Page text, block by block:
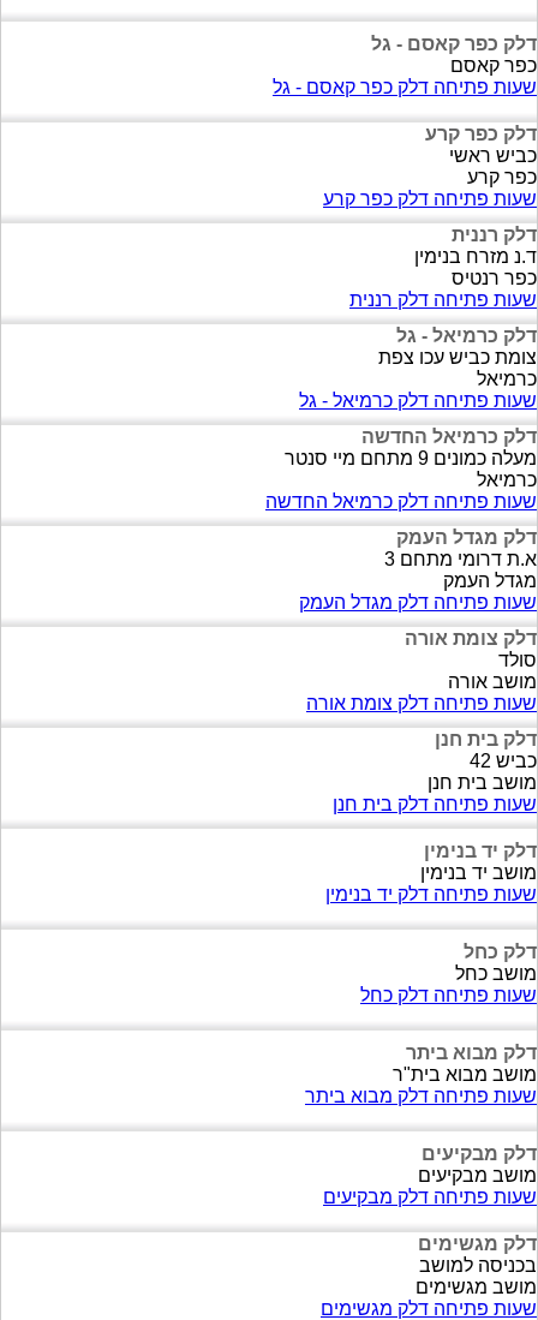
דלק כפר קאסם - גל
כפר קאסם
שעות פתיחה דלק כפר קאסם - גל
דלק כפר קרע
כביש ראשי
כפר קרע
שעות פתיחה דלק כפר קרע
דלק רננית
ד.נ מזרח בנימין
כפר רנטיס
שעות פתיחה דלק רננית
דלק כרמיאל - גל
צומת כביש עכו צפת
כרמיאל
שעות פתיחה דלק כרמיאל - גל
דלק כרמיאל החדשה
מעלה כמונים 9 מתחם מיי סנטר
כרמיאל
שעות פתיחה דלק כרמיאל החדשה
דלק מגדל העמק
א.ת דרומי מתחם 3
מגדל העמק
שעות פתיחה דלק מגדל העמק
דלק צומת אורה
סולד
מושב אורה
שעות פתיחה דלק צומת אורה
דלק בית חנן
כביש 42
מושב בית חנן
שעות פתיחה דלק בית חנן
דלק יד בנימין
מושב יד בנימין
שעות פתיחה דלק יד בנימין
דלק כחל
מושב כחל
שעות פתיחה דלק כחל
דלק מבוא ביתר
מושב מבוא בית"ר
שעות פתיחה דלק מבוא ביתר
דלק מבקיעים
מושב מבקיעים
שעות פתיחה דלק מבקיעים
דלק מגשימים
בכניסה למושב
מושב מגשימים
שעות פתיחה דלק מגשימים